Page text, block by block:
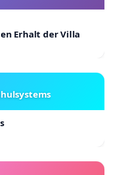
Erhalt der Villa